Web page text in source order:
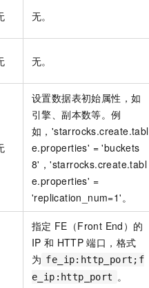
无。
无。
设置数据表初始属性，如
引擎、副本数等。例
如，'starrocks.create.tabl
e.properties' = 'buckets
8'，'starrocks.create.tabl
e.properties' =
'replication_num=1'。
指定 FE（Front End）的
IP 和 HTTP 端口，格式
为 fe_ip:http_port;f
e_ip:http_port
。